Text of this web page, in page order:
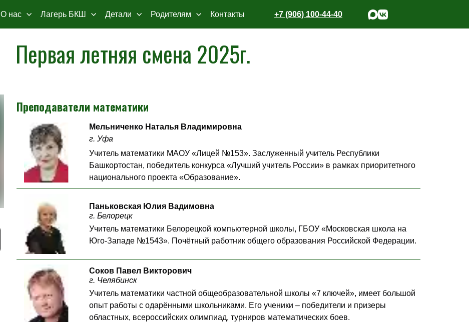
О нас Лагерь БКШ Детали Родителям Контакты +7 (906) 100-44-40
Первая летняя смена 2025г.
Преподаватели математики
Мельниченко Наталья Владимировна
г. Уфа
Учитель математики МАОУ «Лицей №153». Заслуженный учитель Республики
Башкортостан, победитель конкурса «Лучший учитель России» в рамках приоритетного
национального проекта «Образование».
Паньковская Юлия Вадимовна
г. Белорецк
Учитель математики Белорецкой компьютерной школы, ГБОУ «Московская школа на
Юго-Западе №1543». Почётный работник общего образования Российской Федерации.
Соков Павел Викторович
г. Челябинск
Учитель математики частной общеобразовательной школы «7 ключей», имеет большой
опыт работы с одарёнными школьниками. Его ученики – победители и призеры
областных, всероссийских олимпиад, турниров математических боев.